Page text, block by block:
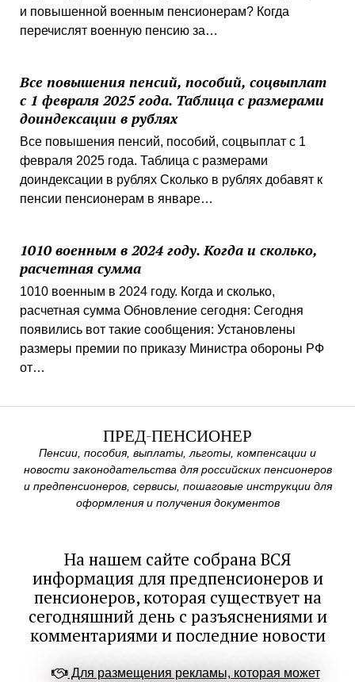
и повышенной военным пенсионерам? Когда
перечислят военную пенсию за…
Все повышения пенсий, пособий, соцвыплат
с 1 февраля 2025 года. Таблица с размерами
доиндексации в рублях
Все повышения пенсий, пособий, соцвыплат с 1
февраля 2025 года. Таблица с размерами
доиндексации в рублях Сколько в рублях добавят к
пенсии пенсионерам в январе…
1010 военным в 2024 году. Когда и сколько,
расчетная сумма
1010 военным в 2024 году. Когда и сколько,
расчетная сумма Обновление сегодня: Сегодня
появились вот такие сообщения: Установлены
размеры премии по приказу Министра обороны РФ
от…
ПРЕД-ПЕНСИОНЕР
Пенсии, пособия, выплаты, льготы, компенсации и
новости законодательства для российских пенсионеров
и предпенсионеров, сервисы, пошаговые инструкции для
оформления и получения документов
На нашем сайте собрана ВСЯ
информация для предпенсионеров и
пенсионеров, которая существует на
сегодняшний день с разъяснениями и
комментариями и последние новости
Для размещения рекламы, которая может